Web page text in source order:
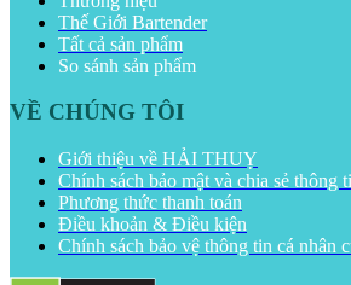
Thế Giới Bartender
Tất cả sản phẩm
So sánh sản phẩm
VỀ CHÚNG TÔI
Giới thiệu về HẢI THUỴ
Chính sách bảo mật và chia sẻ thông
Phương thức thanh toán
Điều khoản & Điều kiện
Chính sách bảo vệ thông tin cá nhân